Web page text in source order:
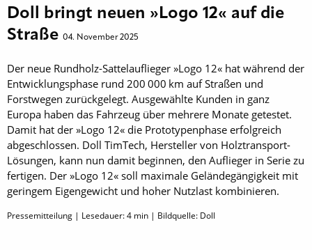
Doll bringt neuen »Logo 12« auf die
Straße 04. November 2025
Der neue Rundholz-Sattelauflieger »Logo 12« hat während der
Entwicklungsphase rund 200 000 km auf Straßen und
Forstwegen zurückgelegt. Ausgewählte Kunden in ganz
Europa haben das Fahrzeug über mehrere Monate getestet.
Damit hat der »Logo 12« die Prototypenphase erfolgreich
abgeschlossen. Doll TimTech, Hersteller von Holztransport-
Lösungen, kann nun damit beginnen, den Auflieger in Serie zu
fertigen. Der »Logo 12« soll maximale Geländegängigkeit mit
geringem Eigengewicht und hoher Nutzlast kombinieren.
Pressemitteilung | Lesedauer:4 min | Bildquelle: Doll